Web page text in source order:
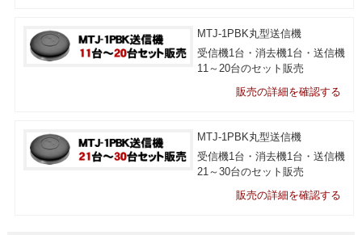
MTJ-1PBK丸型送信機
受信機1台・消去機1台・送信機
11～20台のセット販売
販売の詳細を確認する
MTJ-1PBK丸型送信機
受信機1台・消去機1台・送信機
21～30台のセット販売
販売の詳細を確認する